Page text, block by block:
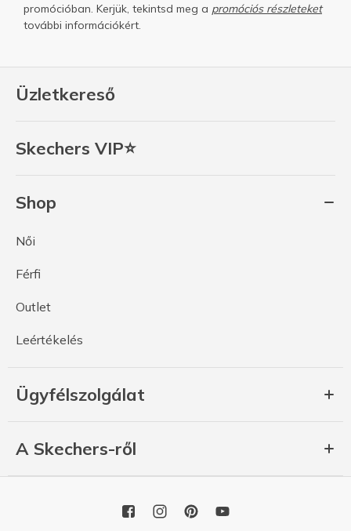
Üzletkereső
Skechers VIP⭐
Shop
Női
Férfi
Outlet
Leértékelés
Ügyfélszolgálat
A Skechers-ről
promócióban. Kerjük, tekintsd meg a promóciós részleteket
további információkért.